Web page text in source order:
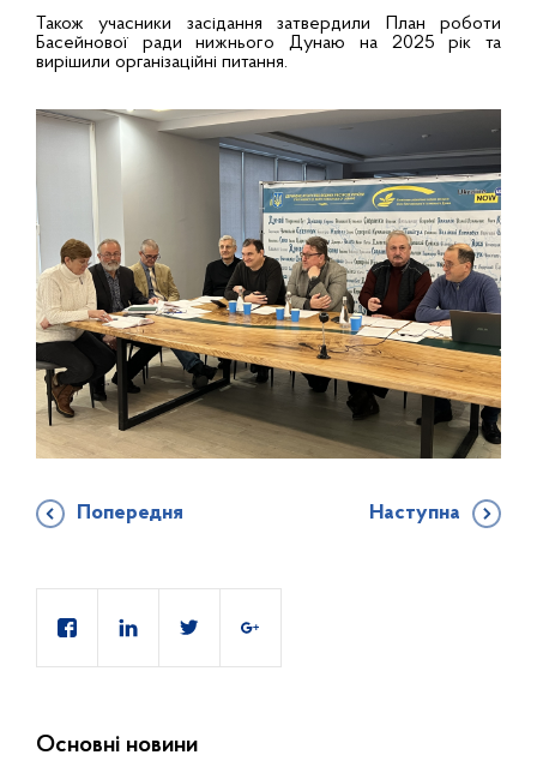
Також учасники засідання затвердили План роботи
Басейнової ради нижнього Дунаю на 2025 рік та
вирішили організаційні питання.
Попередня Наступна
Основні новини